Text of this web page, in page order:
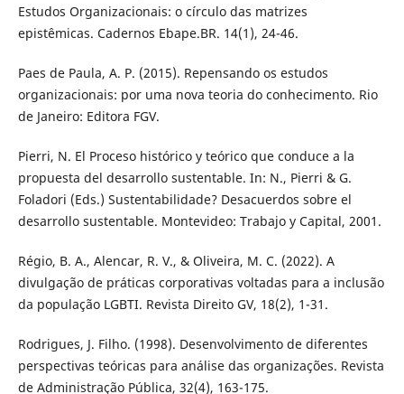
Estudos Organizacionais: o círculo das matrizes
epistêmicas. Cadernos Ebape.BR. 14(1), 24-46.
Paes de Paula, A. P. (2015). Repensando os estudos
organizacionais: por uma nova teoria do conhecimento. Rio
de Janeiro: Editora FGV.
Pierri, N. El Proceso histórico y teórico que conduce a la
propuesta del desarrollo sustentable. In: N., Pierri & G.
Foladori (Eds.) Sustentabilidade? Desacuerdos sobre el
desarrollo sustentable. Montevideo: Trabajo y Capital, 2001.
Régio, B. A., Alencar, R. V., & Oliveira, M. C. (2022). A
divulgação de práticas corporativas voltadas para a inclusão
da população LGBTI. Revista Direito GV, 18(2), 1-31.
Rodrigues, J. Filho. (1998). Desenvolvimento de diferentes
perspectivas teóricas para análise das organizações. Revista
de Administração Pública, 32(4), 163-175.